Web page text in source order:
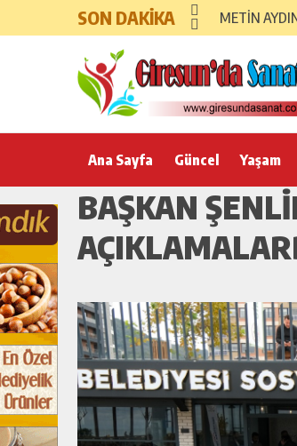
SON DAKİKA METİN
Ana Sayfa Güncel Yaşam
BAŞKAN